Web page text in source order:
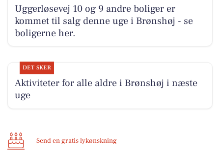
Uggerløsevej 10 og 9 andre boliger er
kommet til salg denne uge i Brønshøj - se
boligerne her.
DET SKER
Aktiviteter for alle aldre i Brønshøj i næste
uge
Send en gratis lykønskning